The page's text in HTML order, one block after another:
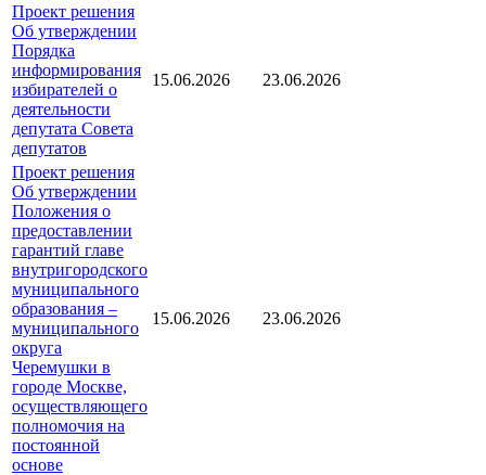
Проект решения
Об утверждении
Порядка
информирования
избирателей о
деятельности
депутата Совета
депутатов
15.06.2026 23.06.2026
Проект решения
Об утверждении
Положения о
предоставлении
гарантий главе
внутригородского
муниципального
образования –
муниципального
округа
Черемушки в
городе Москве,
осуществляющего
полномочия на
постоянной
основе
15.06.2026 23.06.2026